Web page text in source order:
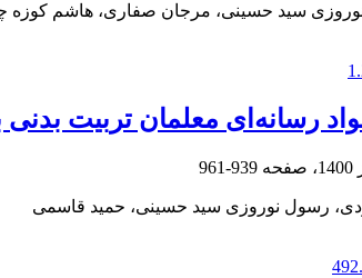
سید حسینی، مرجان صفاری، هاشم کوزه
رسانه‌ای معلمان تربیت بدنی
939-961
رسول نوروزی سید حسینی، حمید قاسمی